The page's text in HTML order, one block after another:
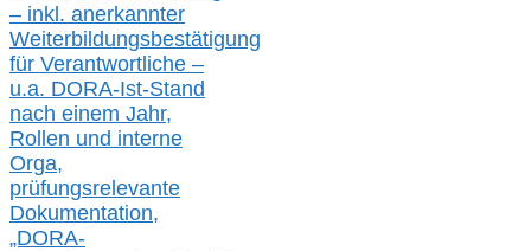
– inkl. anerkannter
Weiterbildungsbestätigung
für Verantwortliche –
u.a. DORA-Ist-Stand
nach einem Jahr,
Rollen und interne
Orga,
prüfungsrelevante
Dokumentation,
„DORA-